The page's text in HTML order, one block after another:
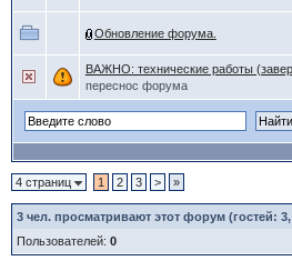
Обновление форума.
ВАЖНО: технические работы
переснос форума
4 страниц 1 2 3 > »
3чел. просматривают этот форум (гостей:
Пользователей: 0